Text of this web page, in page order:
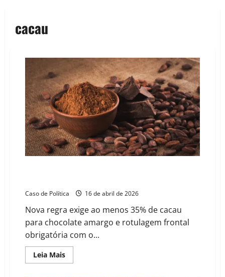
cacau
Caso de Política 16 de abril de 2026
Nova regra exige ao menos 35% de cacau
para chocolate amargo e rotulagem frontal
obrigatória com o...
Leia MaisRead
more